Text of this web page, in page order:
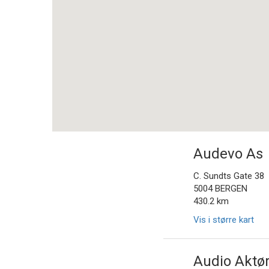
Audevo As
C. Sundts Gate 38
5004 BERGEN
430.2 km
Vis i større kart
Audio